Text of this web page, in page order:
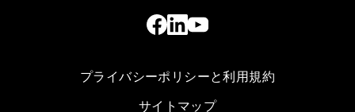
プライバシーポリシーと利用規約
サイトマップ